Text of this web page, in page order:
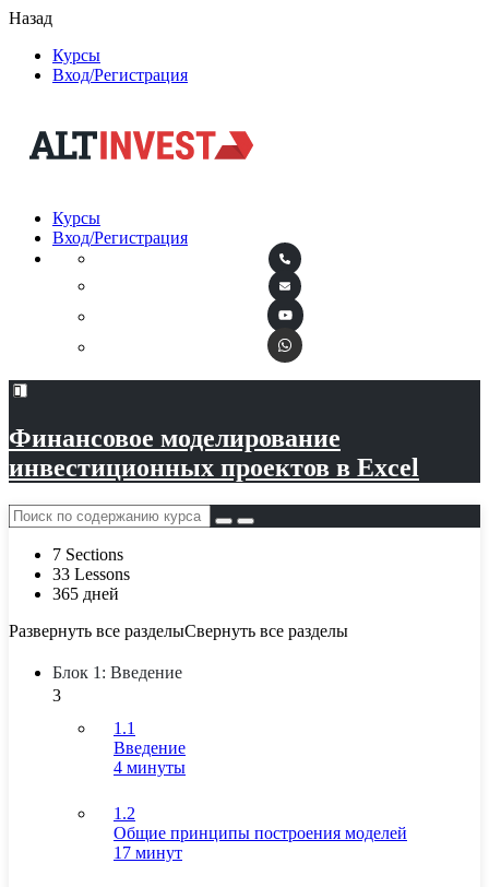
Назад
Курсы
Вход/Регистрация
Курсы
Вход/Регистрация
Финансовое моделирование
инвестиционных проектов в Excel
7 Sections
33 Lessons
365 дней
Развернуть все разделыСвернуть все разделы
Блок 1: Введение
3
1.1
Введение
4 минуты
1.2
Общие принципы построения моделей
17 минут